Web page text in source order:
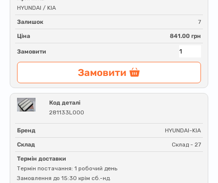
HYUNDAI / KIA
Залишок 7
Ціна 841.00 грн
Замовити
Замовити
Код деталі
281133L000
Бренд HYUNDAI-KIA
Склад Склад - 27
Термін доставки
Термін постачання: 1 робочий день
Замовлення до 15:30 крім сб.-нд.